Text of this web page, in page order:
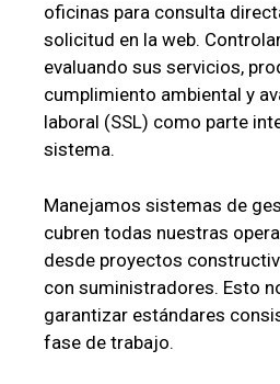
oficinas para consulta
solicitud en la web.
evaluando sus servicios,
cumplimiento ambiental y
laboral (SSL) como parte
sistema.
Manejamos sistemas de
cubren todas nuestras
desde proyectos
con suministradores. Esto
garantizar estándares
fase de trabajo.